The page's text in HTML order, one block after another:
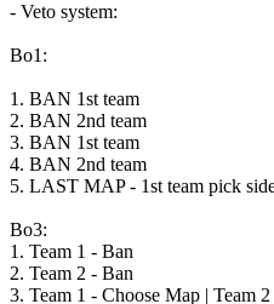
KO
NL
NO
PL
PT
RO
RU
SR
SV
TH
TR
UK
VI
- Veto system:
Bo1:
1. BAN 1st team
2. BAN 2nd team
3. BAN 1st team
4. BAN 2nd team
5. LAST MAP - 1st team pick
Bo3:
1. Team 1 - Ban
2. Team 2 - Ban
3. Team 1 - Choose Map | Team